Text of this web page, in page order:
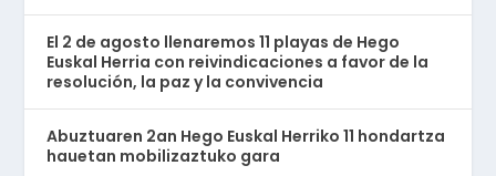
El 2 de agosto llenaremos 11 playas de Hego
Euskal Herria con reivindicaciones a favor de la
resolución, la paz y la convivencia
Abuztuaren 2an Hego Euskal Herriko 11 hondartza
hauetan mobilizaztuko gara